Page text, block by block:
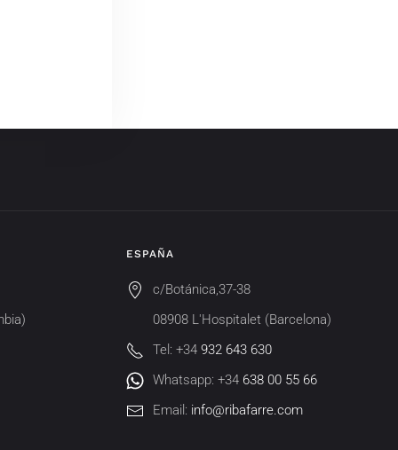
ESPAÑA
c/Botánica,37-38
08908 L'Hospitalet (Barcelona)
Tel: +34 932 643 630
Whatsapp: +34 638 00 55 66
Email: info@ribafarre.com